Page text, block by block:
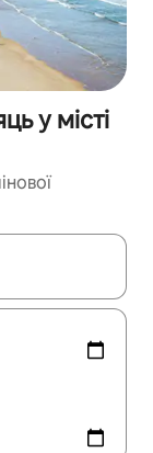
у місті
для